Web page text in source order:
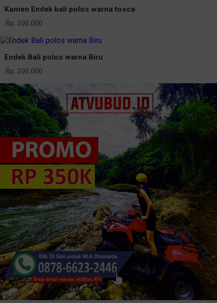
Kamen Endek bali polos warna tosca
Rp. 200.000
Endek Bali polos warna Biru
Rp. 200.000